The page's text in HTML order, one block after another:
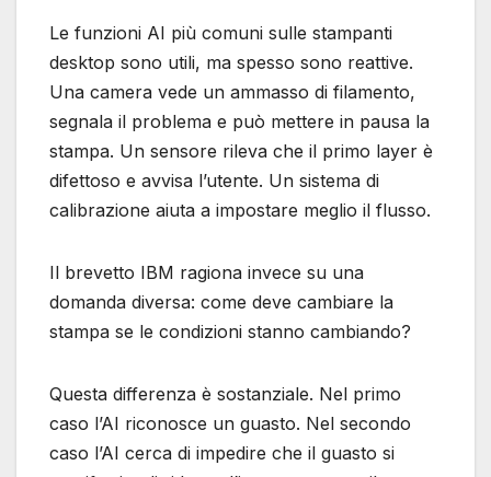
Le funzioni AI più comuni sulle stampanti
desktop sono utili, ma spesso sono reattive.
Una camera vede un ammasso di filamento,
segnala il problema e può mettere in pausa la
stampa. Un sensore rileva che il primo layer è
difettoso e avvisa l’utente. Un sistema di
calibrazione aiuta a impostare meglio il flusso.
Il brevetto IBM ragiona invece su una
domanda diversa: come deve cambiare la
stampa se le condizioni stanno cambiando?
Questa differenza è sostanziale. Nel primo
caso l’AI riconosce un guasto. Nel secondo
caso l’AI cerca di impedire che il guasto si